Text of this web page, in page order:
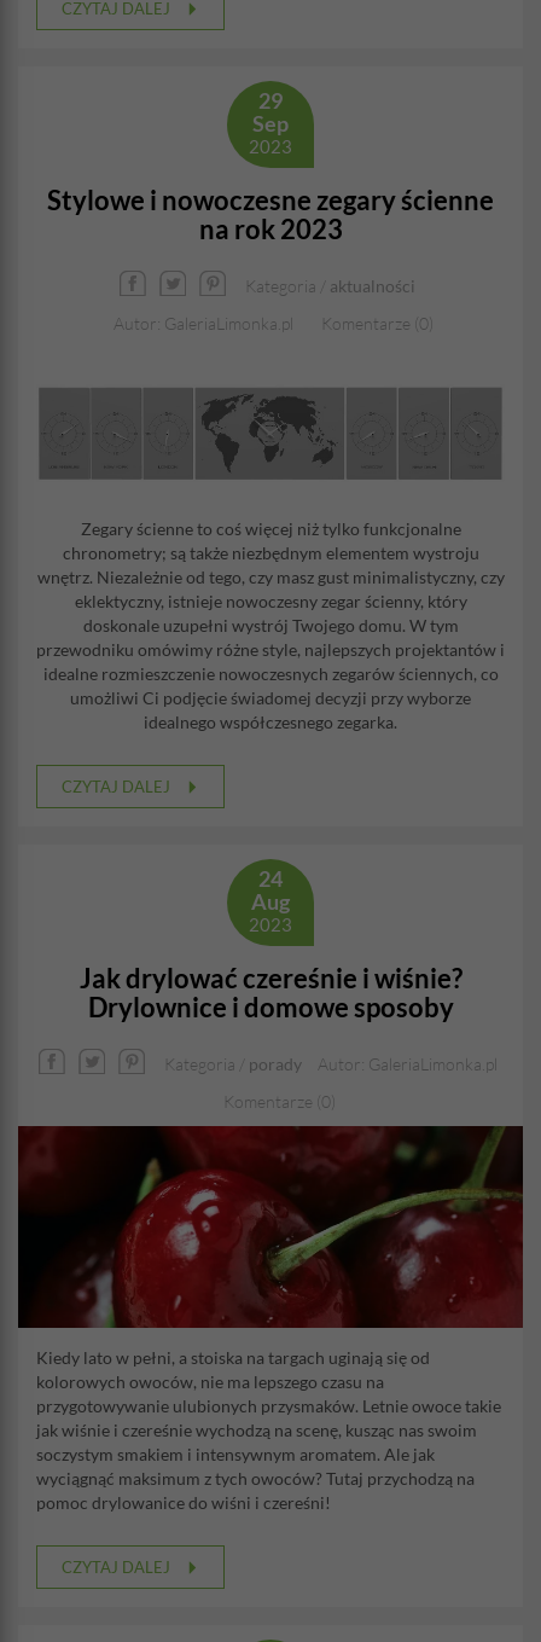
CZYTAJ DALEJ
29
Sep
2023
Stylowe i nowoczesne zegary ścienne
na rok 2023
Kategoria / aktualności
Autor: GaleriaLimonka.pl
Komentarze (0)
Zegary ścienne to coś więcej niż tylko funkcjonalne
chronometry; są także niezbędnym elementem wystroju
wnętrz. Niezależnie od tego, czy masz gust minimalistyczny, czy
eklektyczny, istnieje nowoczesny zegar ścienny, który
doskonale uzupełni wystrój Twojego domu. W tym
przewodniku omówimy różne style, najlepszych projektantów i
idealne rozmieszczenie nowoczesnych zegarów ściennych, co
umożliwi Ci podjęcie świadomej decyzji przy wyborze
idealnego współczesnego zegarka.
CZYTAJ DALEJ
24
Aug
2023
Jak drylować czereśnie i wiśnie?
Drylownice i domowe sposoby
Kategoria / porady
Autor: GaleriaLimonka.pl
Komentarze (0)
Kiedy lato w pełni, a stoiska na targach uginają się od
kolorowych owoców, nie ma lepszego czasu na
przygotowywanie ulubionych przysmaków. Letnie owoce takie
jak wiśnie i czereśnie wychodzą na scenę, kusząc nas swoim
soczystym smakiem i intensywnym aromatem. Ale jak
wyciągnąć maksimum z tych owoców? Tutaj przychodzą na
pomoc drylowanice do wiśni i czereśni!
CZYTAJ DALEJ